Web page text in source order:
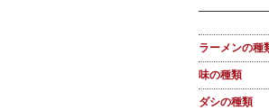
ラーメンの種
味の種類
ダシの種類